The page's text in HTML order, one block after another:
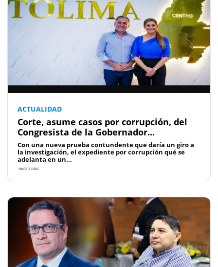
ACTUALIDAD
Corte, asume casos por corrupción, del
Congresista de la Gobernador...
Con una nueva prueba contundente que daría un giro a
la investigación, el expediente por corrupción qué se
adelanta en un...
HACE 3 DÍAS